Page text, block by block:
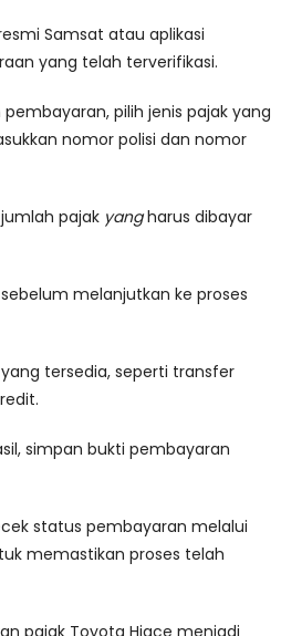
Samsat atau aplikasi
yang telah terverifikasi.
pilih jenis pajak yang
nomor polisi dan nomor
pajak yangharus dibayar
melanjutkan ke proses
tersedia, seperti transfer
simpan bukti pembayaran
status pembayaran melalui
memastikan proses telah
pajak Toyota Hiace menjadi